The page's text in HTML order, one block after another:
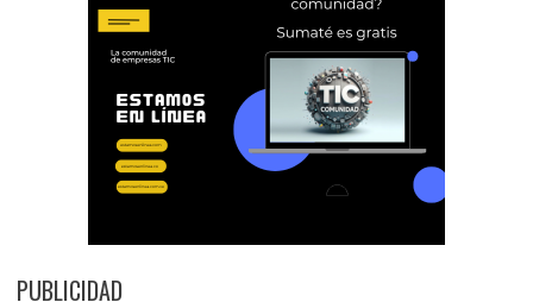
PUBLICIDAD